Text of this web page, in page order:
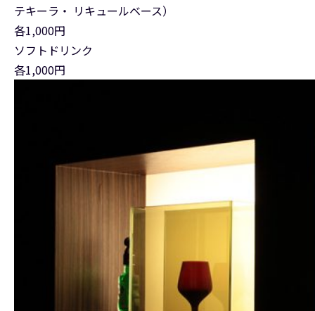
テキーラ・ リキュールベース）
各1,000円
ソフトドリンク
各1,000円